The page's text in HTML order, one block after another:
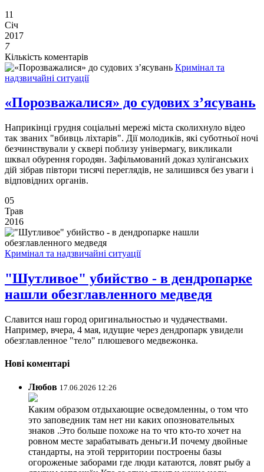
11
Січ
2017
7
Кількість коментарів
Кримінал та
надзвичайні ситуації
«Порозважалися» до судових з’ясувань
Наприкінці грудня соціальні мережі міста сколихнуло відео
так званих "вбивць ліхтарів". Дії молодиків, які суботньої ночі
безчинствували у сквері поблизу універмагу, викликали
шквал обурення городян. Зафільмований доказ хуліганських
дій зібрав півтори тисячі переглядів, не залишився без уваги і
відповідних органів.
05
Трав
2016
Кримінал та надзвичайні ситуації
"Шутливое" убийство - в дендропарке
нашли обезглавленного медведя
Славится наш город оригинальностью и чудачествами.
Например, вчера, 4 мая, идущие через дендропарк увидели
обезглавленное "тело" плюшевого медвежонка.
Нові коментарі
Любов 17.06.2026 12:26
Каким образом отдыхающие осведомленны, о том что
это заповедник там нет ни каких опозновательных
знаков .Это больше похоже на то что кто-то хочет на
ровном месте зарабатывать деньги.И почему двойные
стандарты, на этой территории построены базы
огороженые заборами где люди катаются, ловят рыбу а